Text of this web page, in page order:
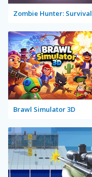
Zombie Hunter: Survival
Brawl Simulator 3D